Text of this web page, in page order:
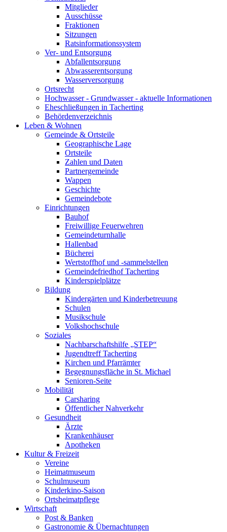
Mitglieder
Ausschüsse
Fraktionen
Sitzungen
Ratsinformationssystem
Ver- und Entsorgung
Abfallentsorgung
Abwasserentsorgung
Wasserversorgung
Ortsrecht
Hochwasser - Grundwasser - aktuelle Informationen
Eheschließungen in Tacherting
Behördenverzeichnis
Leben & Wohnen
Gemeinde & Ortsteile
Geographische Lage
Ortsteile
Zahlen und Daten
Partnergemeinde
Wappen
Geschichte
Gemeindebote
Einrichtungen
Bauhof
Freiwillige Feuerwehren
Gemeindeturnhalle
Hallenbad
Bücherei
Wertstoffhof und -sammelstellen
Gemeindefriedhof Tacherting
Kinderspielplätze
Bildung
Kindergärten und Kinderbetreuung
Schulen
Musikschule
Volkshochschule
Soziales
Nachbarschaftshilfe „STEP“
Jugendtreff Tacherting
Kirchen und Pfarrämter
Begegnungsfläche in St. Michael
Senioren-Seite
Mobilität
Carsharing
Öffentlicher Nahverkehr
Gesundheit
Ärzte
Krankenhäuser
Apotheken
Kultur & Freizeit
Vereine
Heimatmuseum
Schulmuseum
Kinderkino-Saison
Ortsheimatpflege
Wirtschaft
Post & Banken
Gastronomie & Übernachtungen